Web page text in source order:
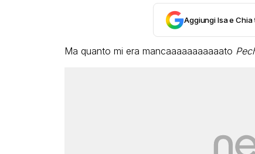
Aggiungi Isa e
Ma quanto mi era mancaaaaaaaaaaato